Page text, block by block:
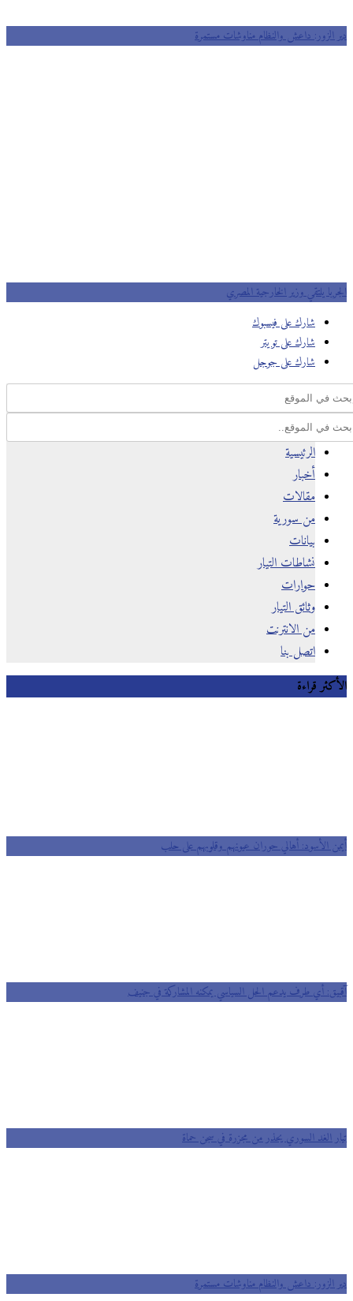
الزور: داعش والنظام مناوشات مستمرة
يلتقي وزير الخارجية المصري
شارك على فيسبوك
شارك على تويتر
شارك على جوجل
الرئيسية
أخبار
مقالات
من سورية
بيانات
نشاطات التيار
حوارات
وثائق التيار
من الانترنت
اتصل بنا
قراءة
الأسود: أهالي حوران عيونهم وقلوبهم على حلب
أي طرف يدعم الحل السياسي يمكنه المشاركة في جنيف
الغد السوري يحذر من مجزرة في سجن حماة
الزور: داعش والنظام مناوشات مستمرة